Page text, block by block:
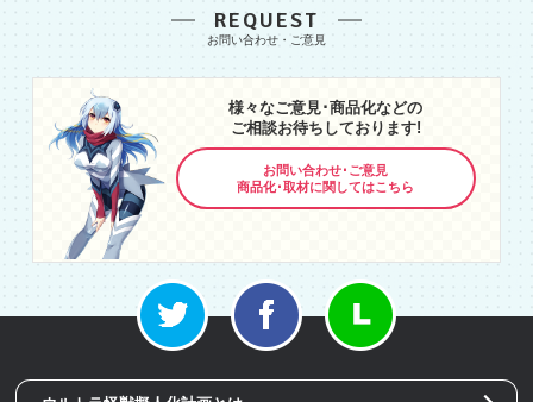
REQUEST
様々なご意見･商品化などの
ご相談お待ちしております!
お問い合わせ･ご意見
商品化･取材に関してはこちら